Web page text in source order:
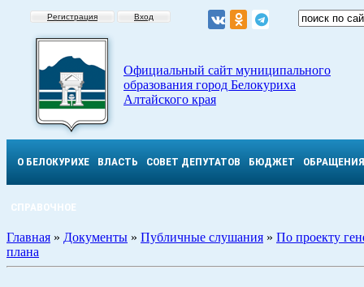
Регистрация Вход
Официальный сайт муниципального
образования город Белокуриха
Алтайского края
О БЕЛОКУРИХЕ ВЛАСТЬ СОВЕТ ДЕПУТАТОВ БЮДЖЕТ ОБРАЩЕНИЯ
СПРАВОЧНОЕ
Главная » Документы » Публичные слушания » По проекту
плана